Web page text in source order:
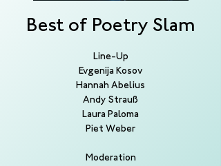
Best of Poetry Slam
Line-Up
Evgenija Kosov
Hannah Abelius
Andy Strauß
Laura Paloma
Piet Weber
Moderation